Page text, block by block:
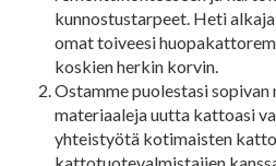
kunnostustarpeet. Heti
omat toiveesi
koskien herkin korvin.
Ostamme puolestasi
materiaaleja uutta kattoasi
yhteistyötä kotimaisten
kattotuotevalmistajien